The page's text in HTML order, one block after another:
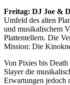
Freitag: DJ Joe &
Umfeld des alten
und musikalischem
Plattentellern. Die
Mission: Die
Von Pixies bis
Slayer die
Erwartungen jedoch